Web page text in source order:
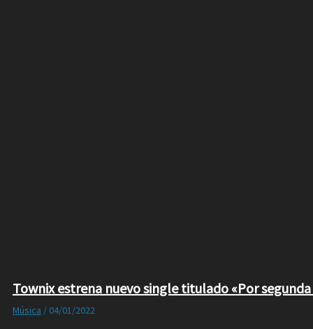
Townix estrena nuevo single titulado «Por segunda
Música / 04/01/2022